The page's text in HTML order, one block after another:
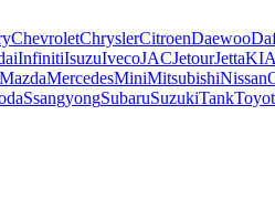
ChevroletChryslerCitroenDaewoo
InfinitiIsuzuIvecoJACJetourJetta
MazdaMercedesMiniMitsubishiNissan
SsangyongSubaruSuzukiTank